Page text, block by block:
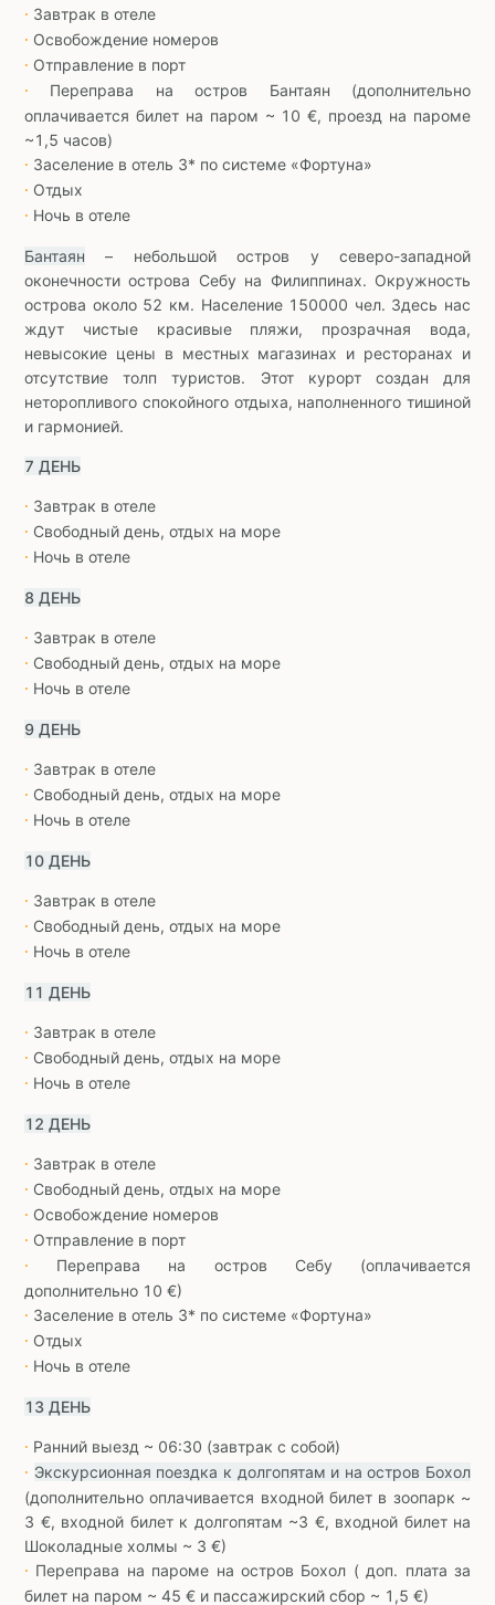
∙ Завтрак в отеле
∙ Освобождение номеров
∙ Отправление в порт
∙
Переправа на остров Бантаян (дополнительно
оплачивается билет на паром ~ 10 €, проезд на пароме
~1,5 часов)
∙ Заселение в отель 3* по системе «Фортуна»
∙ Отдых
∙ Ночь в отеле
Бантаян – небольшой остров у северо-западной
оконечности острова Себу на Филиппинах. Окружность
острова около 52 км. Население 150000 чел. Здесь нас
ждут чистые красивые пляжи, прозрачная вода,
невысокие цены в местных магазинах и ресторанах и
отсутствие толп туристов. Этот курорт создан для
неторопливого спокойного отдыха, наполненного тишиной
и гармонией.
7 ДЕНЬ
∙ Завтрак в отеле
∙ Свободный день, отдых на море
∙ Ночь в отеле
8 ДЕНЬ
∙ Завтрак в отеле
∙ Свободный день, отдых на море
∙ Ночь в отеле
9 ДЕНЬ
∙ Завтрак в отеле
∙ Свободный день, отдых на море
∙ Ночь в отеле
10 ДЕНЬ
∙ Завтрак в отеле
∙ Свободный день, отдых на море
∙ Ночь в отеле
11 ДЕНЬ
∙ Завтрак в отеле
∙ Свободный день, отдых на море
∙ Ночь в отеле
12 ДЕНЬ
∙ Завтрак в отеле
∙ Свободный день, отдых на море
∙ Освобождение номеров
∙ Отправление в порт
∙
Переправа на остров Себу (оплачивается
дополнительно 10 €)
∙ Заселение в отель 3* по системе «Фортуна»
∙ Отдых
∙ Ночь в отеле
13 ДЕНЬ
∙ Ранний выезд ~ 06:30 (завтрак с собой)
∙ Экскурсионная поездка к долгопятам и на остров Бохол
(дополнительно оплачивается входной билет в зоопарк ~
3 €, входной билет к долгопятам ~3 €, входной билет на
Шоколадные холмы ~ 3 €)
∙ Переправа на пароме на остров Бохол ( доп. плата за
билет на паром ~ 45 € и пассажирский сбор ~ 1,5 €)